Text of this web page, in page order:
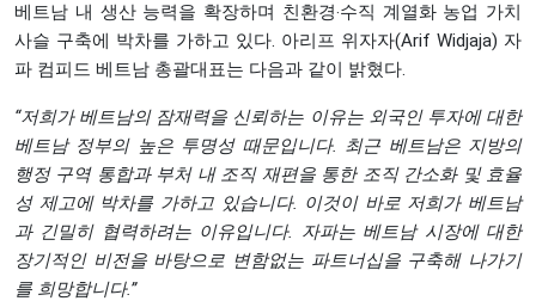
베트남 내 생산 능력을 확장하며 친환경‧수직 계열화 농업 가치
사슬 구축에 박차를 가하고 있다. 아리프 위자자(Arif Widjaja) 자
파 컴피드 베트남 총괄대표는 다음과 같이 밝혔다.
“저희가 베트남의 잠재력을 신뢰하는 이유는 외국인 투자에 대한
베트남 정부의 높은 투명성 때문입니다. 최근 베트남은 지방의
행정 구역 통합과 부처 내 조직 재편을 통한 조직 간소화 및 효율
성 제고에 박차를 가하고 있습니다. 이것이 바로 저희가 베트남
과 긴밀히 협력하려는 이유입니다. 자파는 베트남 시장에 대한
장기적인 비전을 바탕으로 변함없는 파트너십을 구축해 나가기
를 희망합니다.”